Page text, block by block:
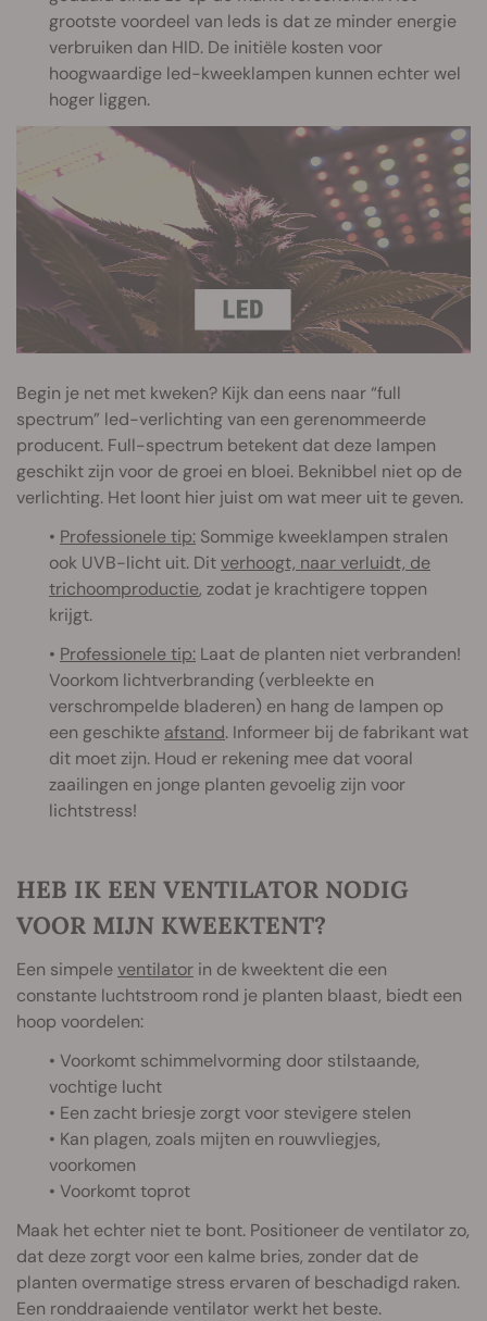
grootste voordeel van leds is dat ze minder energie
verbruiken dan HID. De initiële kosten voor
hoogwaardige led-kweeklampen kunnen echter wel
hoger liggen.
Begin je net met kweken? Kijk dan eens naar “full
spectrum” led-verlichting van een gerenommeerde
producent. Full-spectrum betekent dat deze lampen
geschikt zijn voor de groei en bloei. Beknibbel niet op de
verlichting. Het loont hier juist om wat meer uit te geven.
• Professionele tip: Sommige kweeklampen stralen
ook UVB-licht uit. Ditverhoogt, naar verluidt, de
trichoomproductie, zodat je krachtigere toppen
krijgt.
• Professionele tip: Laat de planten niet verbranden!
Voorkom lichtverbranding (verbleekte en
verschrompelde bladeren) en hang de lampen op
een geschikte afstand. Informeer bij de fabrikant wat
dit moet zijn. Houd er rekening mee dat vooral
zaailingen en jonge planten gevoelig zijn voor
lichtstress!
HEB IK EEN VENTILATOR NODIG
VOOR MIJN KWEEKTENT?
Een simpeleventilator in de kweektent die een
constante luchtstroom rond je planten blaast, biedt een
hoop voordelen:
• Voorkomt schimmelvorming door stilstaande,
vochtige lucht
• Een zacht briesje zorgt voor stevigere stelen
• Kan plagen, zoals mijten en rouwvliegjes,
voorkomen
• Voorkomt toprot
Maak het echter niet te bont. Positioneer de ventilator zo,
dat deze zorgt voor een kalme bries, zonder dat de
planten overmatige stress ervaren of beschadigd raken.
Een ronddraaiende ventilator werkt het beste.